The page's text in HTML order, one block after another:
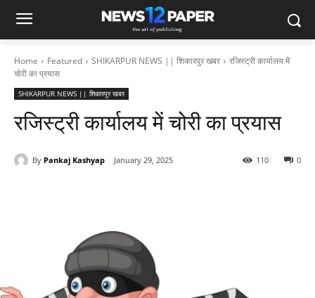
Home Featured SHIKARPUR NEWS || शिकारपुर खबर
रजिस्ट्री कार्यालय में
चोरी का प्रयास
SHIKARPUR NEWS || शिकारपुर खबर
रजिस्ट्री कार्यालय में चोरी का प्रयास
By Pankaj Kashyap January 29, 2025 0
110